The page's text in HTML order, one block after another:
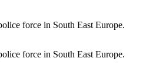
force in South East Europe.
force in South East Europe.